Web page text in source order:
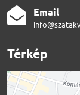
Email
Térkép